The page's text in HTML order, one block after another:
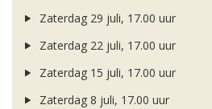
Zaterdag 29 juli, 17.00 uur
Zaterdag 22 juli, 17.00 uur
Zaterdag 15 juli, 17.00 uur
Zaterdag 8 juli, 17.00 uur